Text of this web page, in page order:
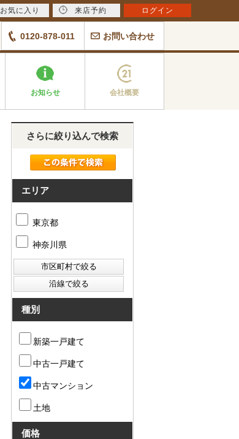
0120-878-011 お問い合わせ
お知らせ 会社概要
さらに絞り込んで検索
エリア
東京都
神奈川県
種別
新築一戸建て
中古一戸建て
中古マンション
土地
価格
お気に入り 来店予約 ログイン